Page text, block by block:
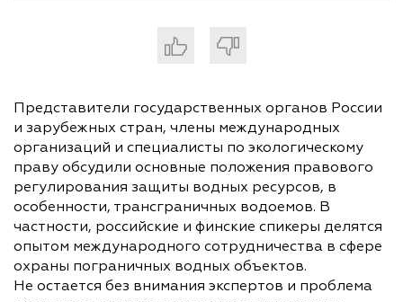
Представители государственных органов России
и зарубежных стран, члены международных
организаций и специалисты по экологическому
праву обсудили основные положения правового
регулирования защиты водных ресурсов, в
особенности, трансграничных водоемов. В
частности, российские и финские спикеры делятся
опытом международного сотрудничества в сфере
охраны пограничных водных объектов.
Не остается без внимания экспертов и проблема